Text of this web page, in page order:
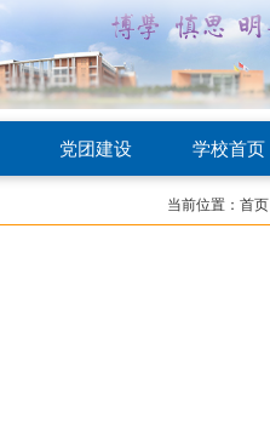
党团建设 学校首页
当前位置： 首页